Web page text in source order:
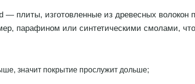
— плиты, изготовленные из древесных
парафином или синтетическими смолами,
значит покрытие прослужит дольше;